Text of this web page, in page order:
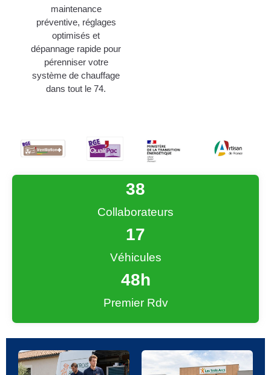
maintenance
préventive, réglages
optimisés et
dépannage rapide pour
pérenniser votre
système de chauffage
dans tout le 74.
Collaborateurs
38
Véhicules
17
Premier Rdv
48h